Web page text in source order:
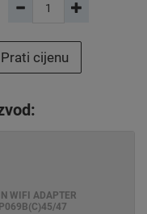
cijenu
WIFI ADAPTER
47